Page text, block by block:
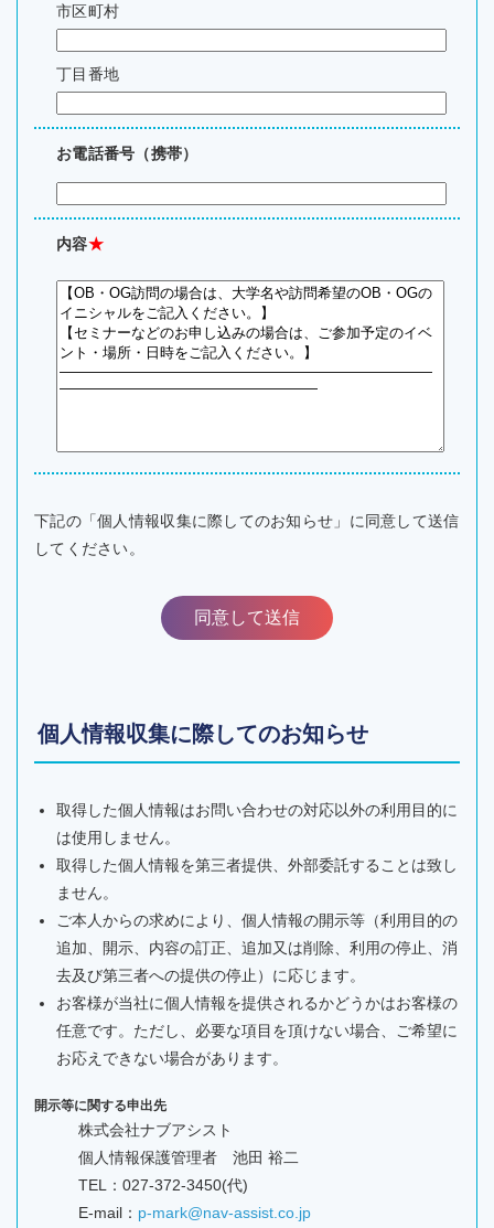
市区町村
丁目番地
お電話番号（携帯）
内容★
下記の「個人情報収集に際してのお知らせ」に同意して送信
してください。
個人情報収集に際してのお知らせ
取得した個人情報はお問い合わせの対応以外の利用目的に
は使用しません。
取得した個人情報を第三者提供、外部委託することは致し
ません。
ご本人からの求めにより、個人情報の開示等（利用目的の
追加、開示、内容の訂正、追加又は削除、利用の停止、消
去及び第三者への提供の停止）に応じます。
お客様が当社に個人情報を提供されるかどうかはお客様の
任意です。ただし、必要な項目を頂けない場合、ご希望に
お応えできない場合があります。
開示等に関する申出先
株式会社ナブアシスト
個人情報保護管理者 池田 裕二
TEL：027-372-3450(代)
E-mail： p-mark@nav-assist.co.jp